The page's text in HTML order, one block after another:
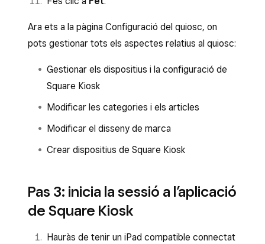
de l’Square Kiosk.
Ara ets a la pàgina Configuració del quiosc, on
pots gestionar tots els aspectes relatius al quiosc:
Gestionar els dispositius i la configuració de
Square Kiosk
Modificar les categories i els articles
Modificar el disseny de marca
Crear dispositius de Square Kiosk
Pas 3: inicia la sessió a l’aplicació
de Square Kiosk
Hauràs de tenir un iPad compatible connectat